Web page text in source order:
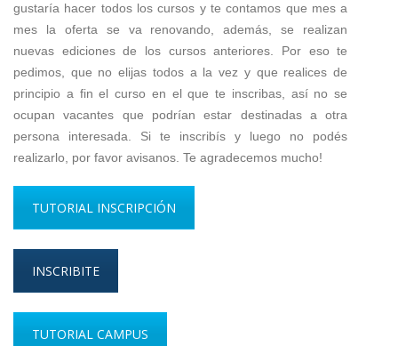
gustaría hacer todos los cursos y te contamos que mes a
mes la oferta se va renovando, además, se realizan
nuevas ediciones de los cursos anteriores. Por eso te
pedimos, que no elijas todos a la vez y que realices de
principio a fin el curso en el que te inscribas, así no se
ocupan vacantes que podrían estar destinadas a otra
persona interesada. Si te inscribís y luego no podés
realizarlo, por favor avisanos. Te agradecemos mucho!
TUTORIAL INSCRIPCIÓN
INSCRIBITE
TUTORIAL CAMPUS